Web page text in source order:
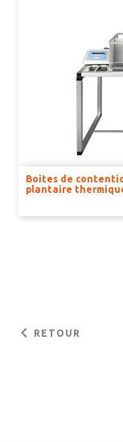
Boites de
plantaire
keyboard_arrow_left RETOUR